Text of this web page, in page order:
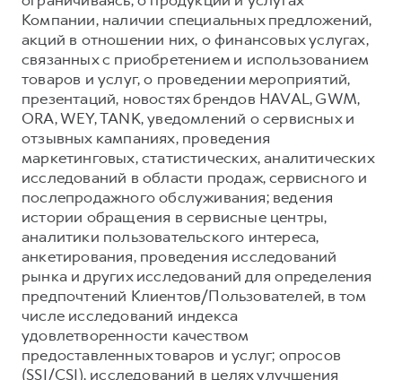
Компании, наличии специальных предложений,
акций в отношении них, о финансовых услугах,
связанных с приобретением и использованием
товаров и услуг, о проведении мероприятий,
презентаций, новостях брендов HAVAL, GWM,
ORA, WEY, TANK, уведомлений о сервисных и
отзывных кампаниях, проведения
маркетинговых, статистических, аналитических
исследований в области продаж, сервисного и
послепродажного обслуживания; ведения
истории обращения в сервисные центры,
аналитики пользовательского интереса,
анкетирования, проведения исследований
рынка и других исследований для определения
предпочтений Клиентов/Пользователей, в том
числе исследований индекса
удовлетворенности качеством
предоставленных товаров и услуг; опросов
(SSI/CSI), исследований в целях улучшения